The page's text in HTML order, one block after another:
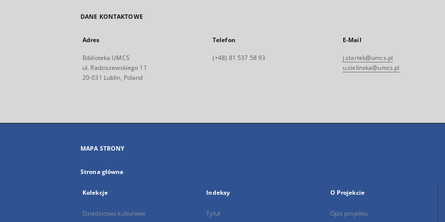
DANE KONTAKTOWE
Adres
Biblioteka UMCS
ul. Radziszewskiego 11
20-031 Lublin, Poland
Telefon
(+48) 81 537 58 93
E-Mail
j.startek@umcs.pl
u.zielinska@umcs.pl
MAPA STRONY
Strona główna
Kolekcje
Dziedzictwo kulturowe
Indeksy
Tytuł
O Projekcie
Opis projektu